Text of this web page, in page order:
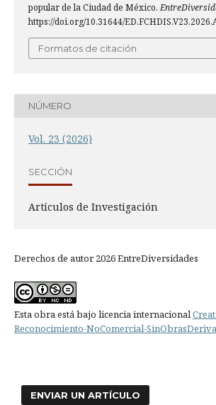
popular de la Ciudad de México.
https://doi.org/10.31644/
Formatos de citación
NÚMERO
Vol. 23 (2026)
SECCIÓN
Artículos de Investigación
Derechos de autor 2026 EntreDiversidades
Esta obra está bajo licencia internacional
Reconocimiento-NoComercial-
ENVIAR UN ARTÍCULO